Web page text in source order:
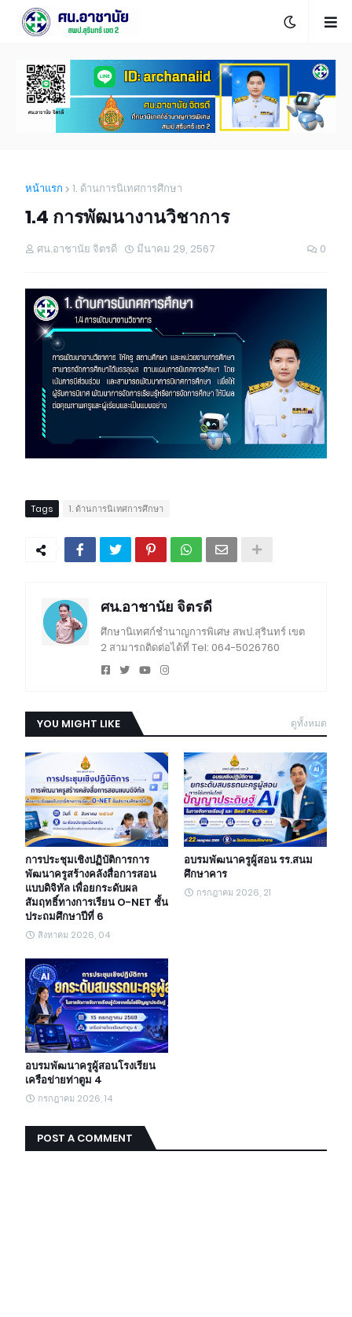
หน้าแรก 1. ด้านการนิเทศการศึกษา
1.4 การพัฒนางานวิชาการ
ศน.อาชานัย จิตรดี มีนาคม 29, 2567 0
Tags 1. ด้านการนิเทศการศึกษา
ศน.อาชานัย จิตรดี
ศึกษานิเทศก์ชำนาญการพิเศษ สพป.สุรินทร์ เขต
2 สามารถติดต่อได้ที่ Tel: 064-5026760
YOU MIGHT LIKE ดูทั้งหมด
การประชุมเชิงปฏิบัติการการ
พัฒนาครูสร้างคลังสื่อการสอน
แบบดิจิทัล เพื่อยกระดับผล
สัมฤทธิ์ทางการเรียน O-NET ชั้น
ประถมศึกษาปีที่ 6
สิงหาคม 2026, 04
อบรมพัฒนาครูผู้สอน รร.สนม
ศึกษาคาร
กรกฎาคม 2026, 21
อบรมพัฒนาครูผู้สอนโรงเรียน
เครือข่ายท่าตูม 4
กรกฎาคม 2026, 14
POST A COMMENT